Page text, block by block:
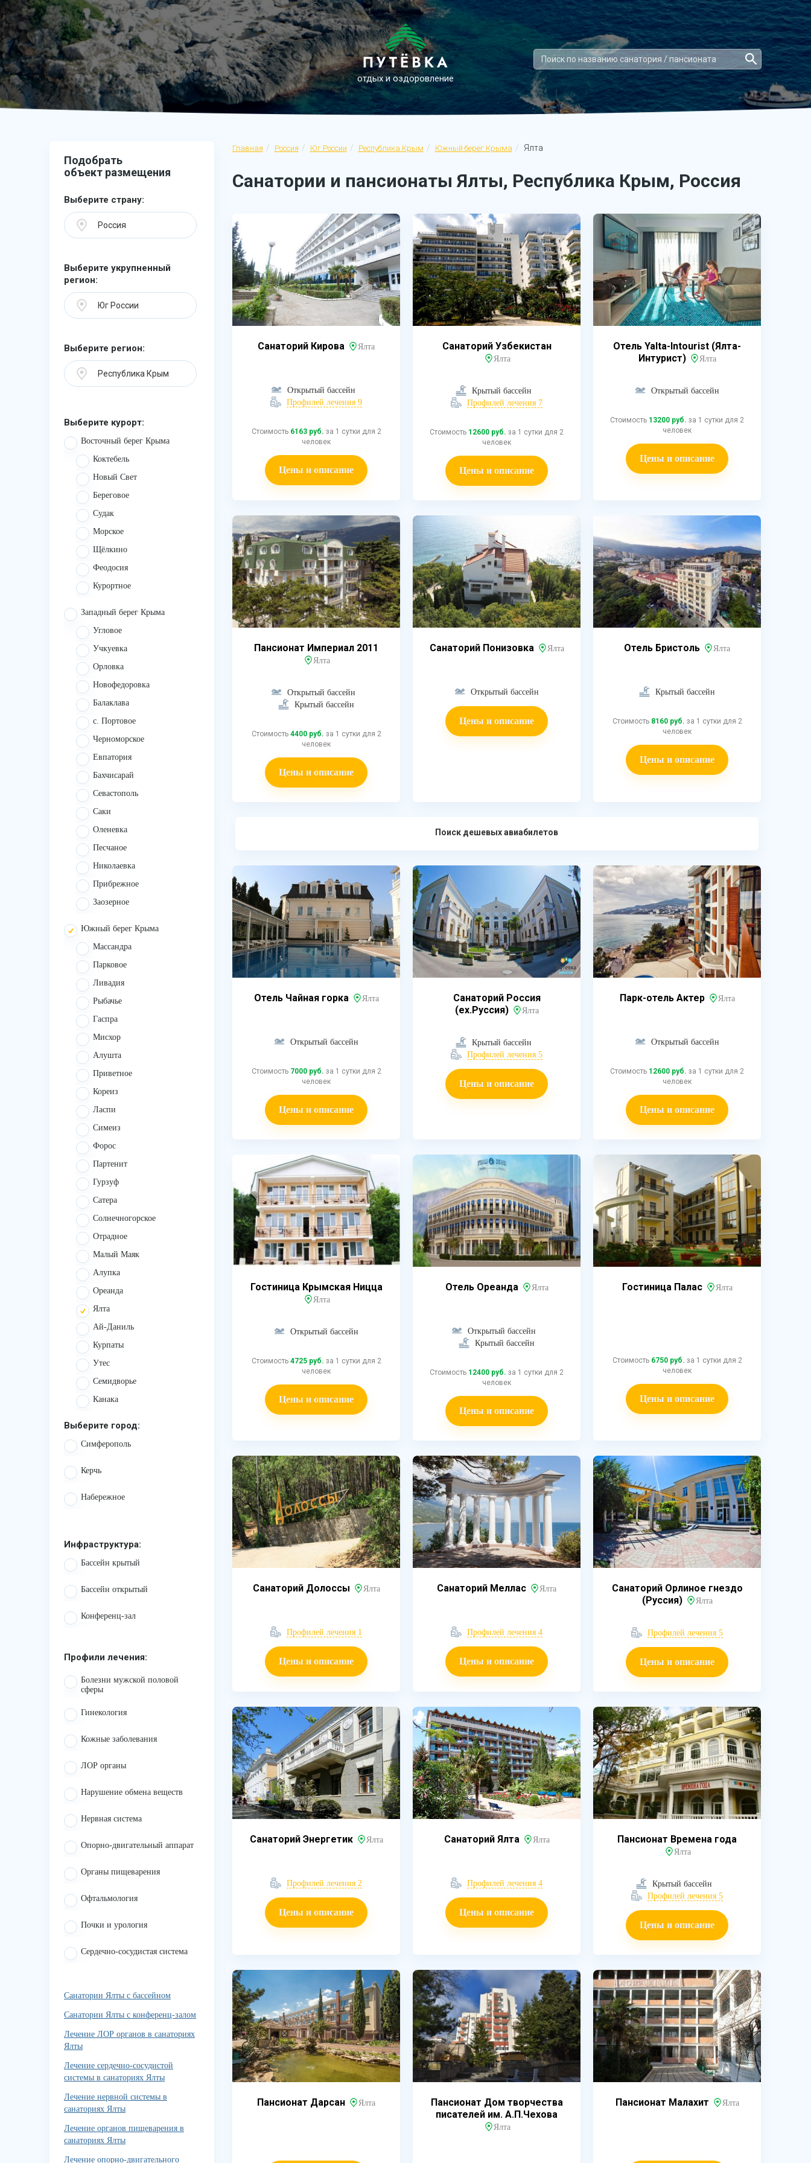
отдых и оздоровление
Главная Россия Юг России Республика Крым Южный берег Крыма Ялта
Санатории и пансионаты Ялты, Республика Крым, Россия
Подобрать
объект размещения
Выберите страну:
Россия
Выберите укрупненный
регион:
Юг России
Выберите регион:
Республика Крым
Выберите курорт:
Восточный берег Крыма
Коктебель
Новый Свет
Береговое
Судак
Морское
Щёлкино
Феодосия
Курортное
Западный берег Крыма
Угловое
Учкуевка
Орловка
Новофедоровка
Балаклава
с. Портовое
Черноморское
Евпатория
Бахчисарай
Севастополь
Саки
Оленевка
Песчаное
Николаевка
Прибрежное
Заозерное
Южный берег Крыма
Массандра
Парковое
Ливадия
Рыбачье
Гаспра
Мисхор
Алушта
Приветное
Кореиз
Ласпи
Симеиз
Форос
Партенит
Гурзуф
Сатера
Солнечногорское
Отрадное
Малый Маяк
Алупка
Ореанда
Ялта
Ай-Даниль
Курпаты
Утес
Семидворье
Канака
Выберите город:
Симферополь
Керчь
Набережное
Инфраструктура:
Бассейн крытый
Бассейн открытый
Конференц-зал
Профили лечения:
Болезни мужской половой
сферы
Гинекология
Кожные заболевания
ЛОР органы
Нарушение обмена веществ
Нервная система
Опорно-двигательный аппарат
Органы пищеварения
Офтальмология
Почки и урология
Сердечно-сосудистая система
Санатории Ялты с бассейном
Санатории Ялты с конференц-залом
Лечение ЛОР органов в санаториях
Ялты
Лечение сердечно-сосудистой
системы в санаториях Ялты
Лечение нервной системы в
санаториях Ялты
Лечение органов пищеварения в
санаториях Ялты
Лечение опорно-двигательного
Санаторий Кирова Ялта
Открытый бассейн
Профилей лечения 9
Стоимость 6163 руб. за 1 сутки для 2
человек
Цены и описание
Санаторий Узбекистан
Ялта
Крытый бассейн
Профилей лечения 7
Стоимость 12600 руб. за 1 сутки для 2
человек
Цены и описание
Отель Yalta-Intourist (Ялта-
Интурист)
Ялта
Открытый бассейн
Стоимость 13200 руб. за 1 сутки для 2
человек
Цены и описание
Пансионат Империал 2011
Ялта
Открытый бассейн
Крытый бассейн
Стоимость 4400 руб. за 1 сутки для 2
человек
Цены и описание
Санаторий Понизовка Ялта
Открытый бассейн
Цены и описание
Отель Бристоль Ялта
Крытый бассейн
Стоимость 8160 руб. за 1 сутки для 2
человек
Цены и описание
Поиск дешевых авиабилетов
Отель Чайная горка Ялта
Открытый бассейн
Стоимость 7000 руб. за 1 сутки для 2
человек
Цены и описание
Санаторий Россия
(ex.Руссия)
Ялта
Крытый бассейн
Профилей лечения 5
Цены и описание
Парк-отель Актер Ялта
Открытый бассейн
Стоимость 12600 руб. за 1 сутки для 2
человек
Цены и описание
Гостиница Крымская Ницца
Ялта
Открытый бассейн
Стоимость 4725 руб. за 1 сутки для 2
человек
Цены и описание
Отель Ореанда Ялта
Открытый бассейн
Крытый бассейн
Стоимость 12400 руб. за 1 сутки для 2
человек
Цены и описание
Гостиница Палас Ялта
Стоимость 6750 руб. за 1 сутки для 2
человек
Цены и описание
Санаторий Долоссы Ялта
Профилей лечения 1
Цены и описание
Санаторий Меллас Ялта
Профилей лечения 4
Цены и описание
Санаторий Орлиное гнездо
(Руссия)
Ялта
Профилей лечения 5
Цены и описание
Санаторий Энергетик Ялта
Профилей лечения 2
Цены и описание
Санаторий Ялта Ялта
Профилей лечения 4
Цены и описание
Пансионат Времена года
Ялта
Крытый бассейн
Профилей лечения 5
Цены и описание
Пансионат Дарсан Ялта
Пансионат Дом творчества
писателей им. А.П.Чехова
Ялта
Пансионат Малахит Ялта